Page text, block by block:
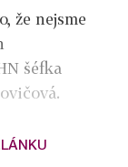
že nejsme
šéfka